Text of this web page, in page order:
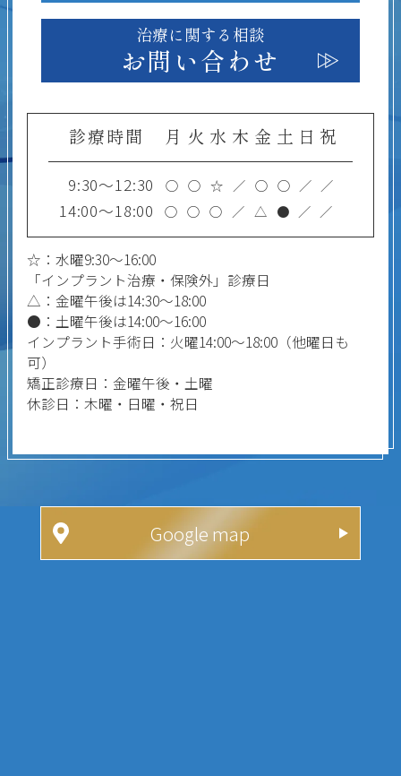
治療に関する相談
お問い合わせ
診療時間 月 火 水 木 金 土 日 祝
9:30～12:30 ○ ○ ☆ ／ ○ ○ ／ ／
14:00～18:00 ○ ○ ○ ／ △ ● ／ ／
☆：水曜9:30～16:00
「インプラント治療・保険外」診療日
△：金曜午後は14:30～18:00
●：土曜午後は14:00～16:00
インプラント手術日：火曜14:00～18:00（他曜日も
可）
矯正診療日：金曜午後・土曜
休診日：木曜・日曜・祝日
Google map